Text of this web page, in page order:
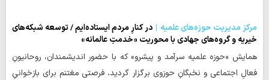
مرکز مدیریت حوزه‌های علمیه
در کنارِ مردم ایستاده‌ایم / توسعه شبکه‌های
خیریه و گروه‌های جهادی با محوریت «خدمتِ عالمانه»
همایش «حوزه علمیه سرآمد و پیشرو» که با حضور اندیشمندان، روحانیونِ
فعالِ اجتماعی و نخبگانِ حوزوی برگزار گردید، فرصتی مغتنم برای بازخوانیِ